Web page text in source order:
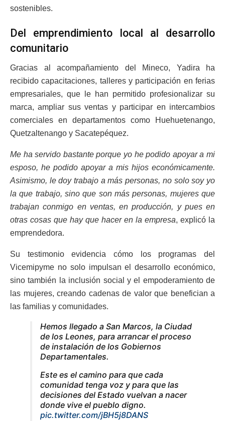
sostenibles.
Del emprendimiento local al desarrollo
comunitario
Gracias al acompañamiento del Mineco, Yadira ha
recibido capacitaciones, talleres y participación en ferias
empresariales, que le han permitido profesionalizar su
marca, ampliar sus ventas y participar en intercambios
comerciales en departamentos como Huehuetenango,
Quetzaltenango y Sacatepéquez.
Me ha servido bastante porque yo he podido apoyar a mi
esposo, he podido apoyar a mis hijos económicamente.
Asimismo, le doy trabajo a más personas, no solo soy yo
la que trabajo, sino que son más personas, mujeres que
trabajan conmigo en ventas, en producción, y pues en
otras cosas que hay que hacer en la empresa, explicó la
emprendedora.
Su testimonio evidencia cómo los programas del
Vicemipyme no solo impulsan el desarrollo económico,
sino también la inclusión social y el empoderamiento de
las mujeres, creando cadenas de valor que benefician a
las familias y comunidades.
Hemos llegado a San Marcos, la Ciudad
de los Leones, para arrancar el proceso
de instalación de los Gobiernos
Departamentales.
Este es el camino para que cada
comunidad tenga voz y para que las
decisiones del Estado vuelvan a nacer
donde vive el pueblo digno.
pic.twitter.com/jBH5j8DANS